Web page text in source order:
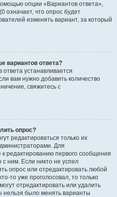
опции «Вариантов ответа»,
означает, что опрос будет
изменять вариант, за который
вариантов ответа?
устанавливается
вам нужно добавить количество
свяжитесь с
опрос?
редактироваться только их
Для
редактированию первого сообщения
с ним. Если никто не успел
опрос или отредактировать любой
то уже проголосовал, то только
отредактировать или удалить
нельзя было менять варианты